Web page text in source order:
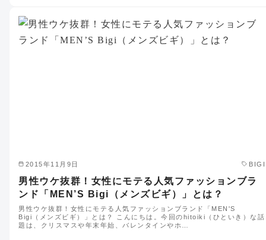
2015年11月9日 BIGI
男性ウケ抜群！女性にモテる人気ファッションブラ
ンド「MEN’S Bigi（メンズビギ）」とは？
男性ウケ抜群！女性にモテる人気ファッションブランド「MEN'S
Bigi（メンズビギ）」とは？ こんにちは。今回のhitoiki（ひといき）な話
題は、クリスマスや年末年始、バレンタインやホ…